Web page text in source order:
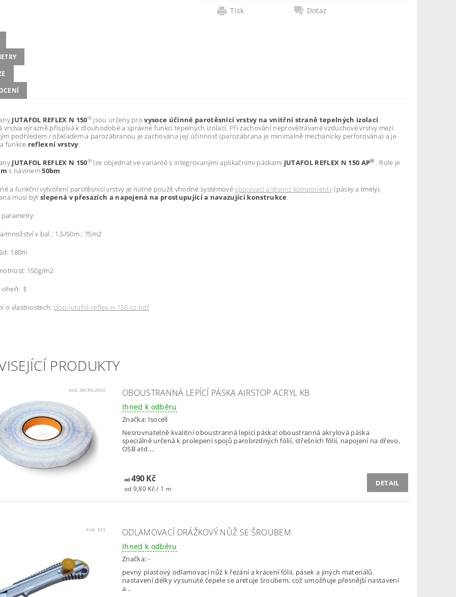
Tisk
Dotaz
JUTAFOL REFLEX N 150®jsou určeny provysoce účinné parotěsnící vrstvy na vnitřní straně tepelných izolací.
vrstva výrazně přispívá k dlouhodobé a správné funkci tepelných izolací. Při zachování neprovětrávané vzduchové vrstvy mezi
podhledem / obkladem a parozábranou je zachována její účinnost (parozábrana je minimálně mechanicky perforována) a je
funkce reflexní vrstvy.
JUTAFOL REFLEX N 150®lze objednat ve variantě s integrovanými aplikačními páskami JUTAFOL REFLEX N 150 AP® . Role je
s návinem50bm.
a funkční vytvoření parotěsnící vrstvy je nutné použít vhodné systémovéspojovací a těsnící komponenty(pásky a tmely).
musí býtslepená v přesazích a napojená na prostupující a navazující konstrukce.
množství v bal.: 1,5/50m ; 75m2
180m
150g/m2
oheň: E
o vlastnostech:dop-jutafol-reflex-n-150-cz.pdf
PRODUKTY
Kód: 3ACRYL2050 OBOUSTRANNÁ LEPÍCÍ PÁSKA AIRSTOP ACRYL KB
Ihned k odběru
Značka: Isocell
Nesrovnatelně kvalitní oboustranná lepící páska! oboustranná akrylová páska
speciálně určená k prolepení spojů parobrzdných fólií, střešních fólií, napojení na dřevo,
OSB atd....
od490 Kč
od 9,80 Kč / 1 m
DETAIL
Kód: 339 ODLAMOVACÍ DRÁŽKOVÝ NŮŽ SE ŠROUBEM
Ihned k odběru
Značka: -
pevný plastový odlamovací nůž k řezání a krácení fólií, pásek a jiných materiálů.
nastavení délky vysunuté čepele se aretuje šroubem, což umožňuje přesnější nastavení
a...